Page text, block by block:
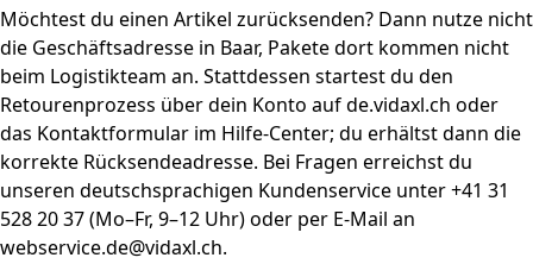
Möchtest du einen Artikel zurücksenden? Dann nutze nicht
die Geschäftsadresse in Baar, Pakete dort kommen nicht
beim Logistikteam an. Stattdessen startest du den
Retourenprozess über dein Konto auf de.vidaxl.ch oder
das Kontaktformular im Hilfe-Center; du erhältst dann die
korrekte Rücksendeadresse. Bei Fragen erreichst du
unseren deutschsprachigen Kundenservice unter +41 31
528 20 37 (Mo–Fr, 9–12 Uhr) oder per E-Mail an
webservice.de@vidaxl.ch.